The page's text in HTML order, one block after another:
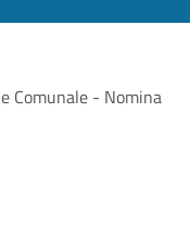
Comunale - Nomina